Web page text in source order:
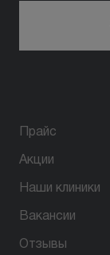
Прайс
Акции
Наши клиники
Вакансии
Отзывы